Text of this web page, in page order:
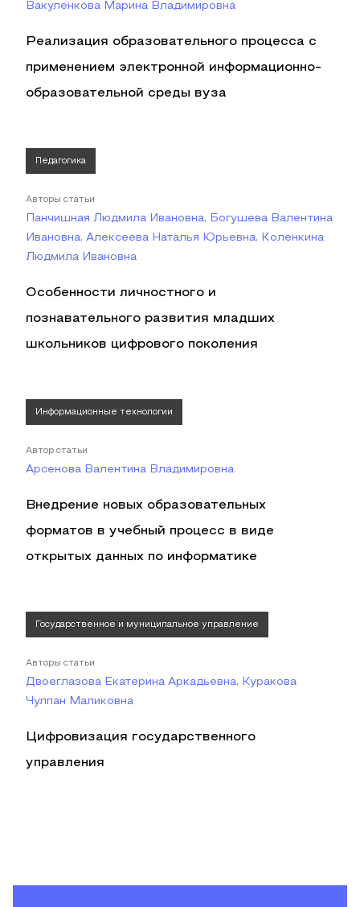
Вакуленкова Марина Владимировна
Реализация образовательного процесса с
применением электронной информационно-
образовательной среды вуза
Педагогика
Авторы статьи
Панчишная Людмила Ивановна, Богушева Валентина
Ивановна, Алексеева Наталья Юрьевна, Коленкина
Людмила Ивановна
Особенности личностного и
познавательного развития младших
школьников цифрового поколения
Информационные технологии
Автор статьи
Арсенова Валентина Владимировна
Внедрение новых образовательных
форматов в учебный процесс в виде
открытых данных по информатике
Государственное и муниципальное управление
Авторы статьи
Двоеглазова Екатерина Аркадьевна, Куракова
Чулпан Маликовна
Цифровизация государственного
управления